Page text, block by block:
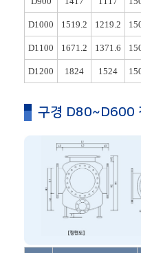
D1000 1519.2 1219.2
D1100 1671.2 1371.6
D1200 1824 1524
구경 D80~D600